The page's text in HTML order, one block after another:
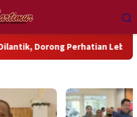
Perhatian Lebih Serius